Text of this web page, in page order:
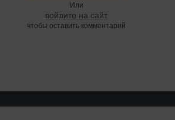
Или
войдите на сайт
чтобы оставить комментарий